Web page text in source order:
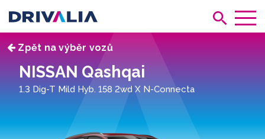
Zpět na výběr vozů
NISSAN Qashqai
1.3 Dig-T Mild Hyb. 158 2wd X N-Connecta